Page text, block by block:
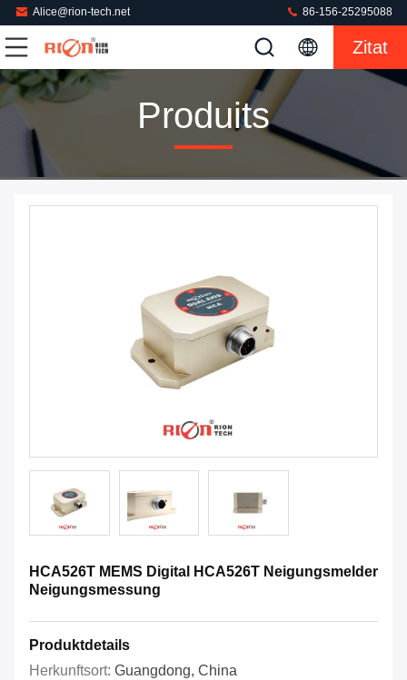
Alice@rion-tech.net 86-156-25295088
Zitat
Produits
HCA526T MEMS Digital HCA526T Neigungsmelder
Neigungsmessung
Produktdetails
Herkunftsort: Guangdong, China